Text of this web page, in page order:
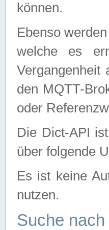
können.
Ebenso
welche es
Vergangenheit
den MQTT-
oder
Die Dict-API
über folgende
Es ist keine
nutzen.
Suche